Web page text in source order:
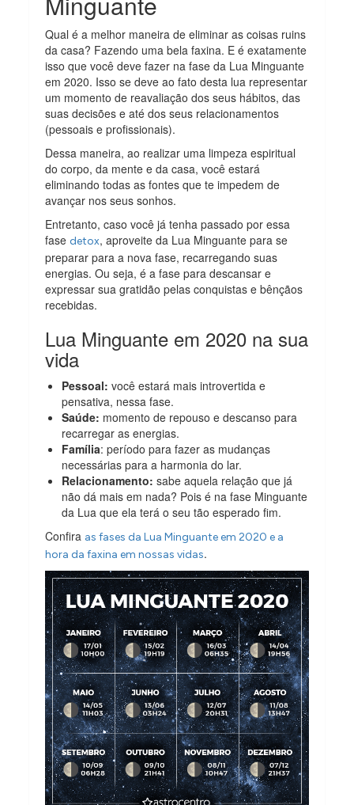
Qual é a melhor maneira de eliminar as coisas ruins
da casa? Fazendo uma bela faxina. E é exatamente
isso que você deve fazer na fase da Lua Minguante
em 2020. Isso se deve ao fato desta lua representar
um momento de reavaliação dos seus hábitos, das
suas decisões e até dos seus relacionamentos
(pessoais e profissionais).
Dessa maneira, ao realizar uma limpeza espiritual
do corpo, da mente e da casa, você estará
eliminando todas as fontes que te impedem de
avançar nos seus sonhos.
Entretanto, caso você já tenha passado por essa
fasedetox, aproveite da Lua Minguante para se
preparar para a nova fase, recarregando suas
energias. Ou seja, é a fase para descansar e
expressar sua gratidão pelas conquistas e bênçãos
recebidas.
Lua Minguante em 2020 na sua
vida
Pessoal: você estará mais introvertida e
pensativa, nessa fase.
Saúde: momento de repouso e descanso para
recarregar as energias.
Família: período para fazer as mudanças
necessárias para a harmonia do lar.
Relacionamento:sabe aquela relação que já
não dá mais em nada? Pois é na fase Minguante
da Lua que ela terá o seu tão esperado fim.
Confira as fases da Lua Minguante em 2020 e a
hora da faxina em nossas vidas.